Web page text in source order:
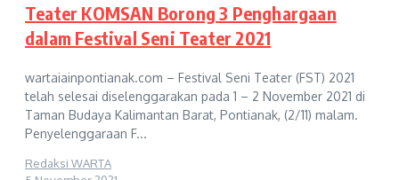
Teater KOMSAN Borong 3 Penghargaan
dalam Festival Seni Teater 2021
wartaiainpontianak.com – Festival Seni Teater (FST) 2021
telah selesai diselenggarakan pada 1 – 2 November 2021 di
Taman Budaya Kalimantan Barat, Pontianak, (2/11) malam.
Penyelenggaraan F...
Redaksi WARTA